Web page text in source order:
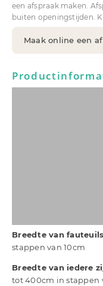
een afspraak maken.
buiten openingstijden.
Maak online een
Breedte van
stappen van 10cm
Breedte van iedere
tot 400cm in stappen